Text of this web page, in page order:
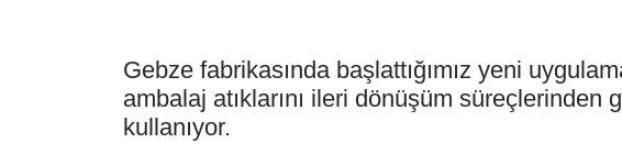
Gebze fabrikasında başlattığımız yeni
ambalaj atıklarını ileri dönüşüm
kullanıyor.